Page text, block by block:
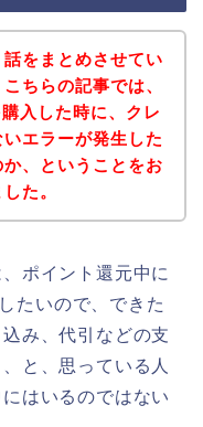
をまとめさせてい
ちらの記事では、
入した時に、クレ
エラーが発生した
、ということをお
た。
ポイント還元中に
たいので、できた
み、代引などの支
と、思っている人
はいるのではない